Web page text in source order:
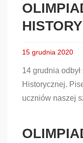
15 grudnia 2020
14 grudnia
Historycznej.
uczniów naszej